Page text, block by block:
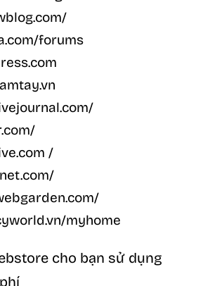
forums
/
myhome
cho bạn sử dụng